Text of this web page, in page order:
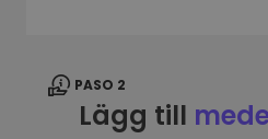
PASO 2
Lägg till